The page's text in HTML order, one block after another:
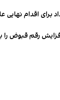
برای اقدام
رقم قبوض